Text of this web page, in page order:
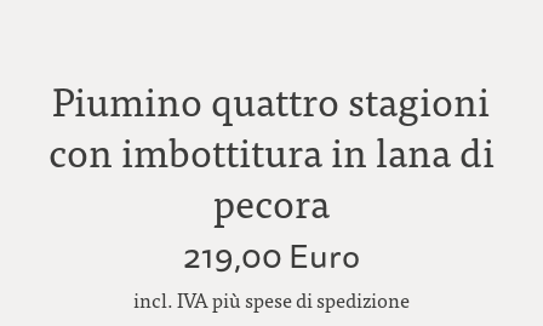
Piumino quattro stagioni
con imbottitura in lana di
pecora
219,00 Euro
incl. IVA più spese di spedizione